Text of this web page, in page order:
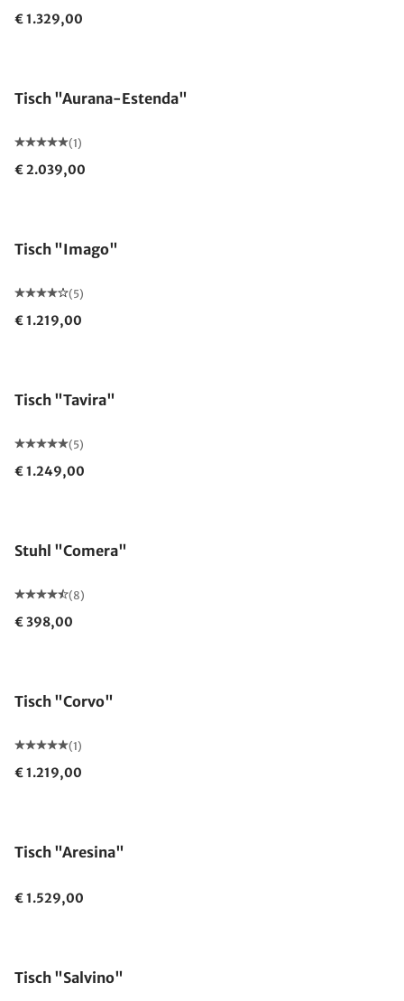
€ 1.329,00
Tisch "Aurana-Estenda"
(1)
€ 2.039,00
Tisch "Imago"
(5)
€ 1.219,00
Tisch "Tavira"
(5)
€ 1.249,00
Stuhl "Comera"
(8)
€ 398,00
Tisch "Corvo"
(1)
€ 1.219,00
Tisch "Aresina"
€ 1.529,00
Tisch "Salvino"